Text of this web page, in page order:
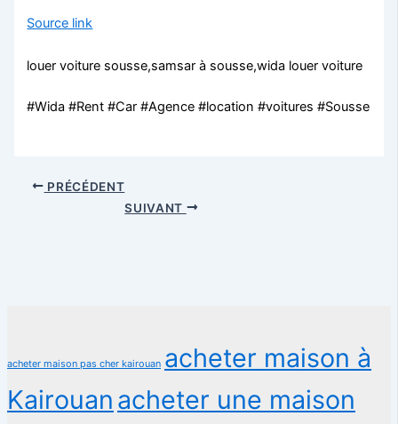
Source link
louer voiture sousse,samsar à sousse,wida louer voiture
#Wida #Rent #Car #Agence #location #voitures #Sousse
PRÉCÉDENT
SUIVANT
acheter maison pas cher kairouan acheter maison à
Kairouan acheter une maison